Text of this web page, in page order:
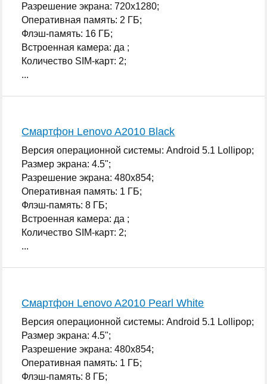
Разрешение экрана: 720x1280;
Оперативная память: 2 ГБ;
Флэш-память: 16 ГБ;
Встроенная камера: да ;
Количество SIM-карт: 2;
...
Смартфон Lenovo A2010 Black
Версия операционной системы: Android 5.1 Lollipop;
Размер экрана: 4.5";
Разрешение экрана: 480x854;
Оперативная память: 1 ГБ;
Флэш-память: 8 ГБ;
Встроенная камера: да ;
Количество SIM-карт: 2;
...
Смартфон Lenovo A2010 Pearl White
Версия операционной системы: Android 5.1 Lollipop;
Размер экрана: 4.5";
Разрешение экрана: 480x854;
Оперативная память: 1 ГБ;
Флэш-память: 8 ГБ;